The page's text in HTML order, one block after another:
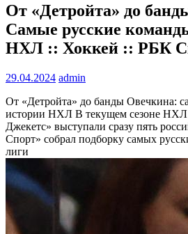
От «Детройта» до
Самые русские
НХЛ :: Хоккей :: РБК
29.04.2024 admin
От «Детройта» до банды Овечкина:
истории НХЛ В текущем сезоне
Джекетс» выступали сразу пять
Спорт» собрал подборку самых
лиги